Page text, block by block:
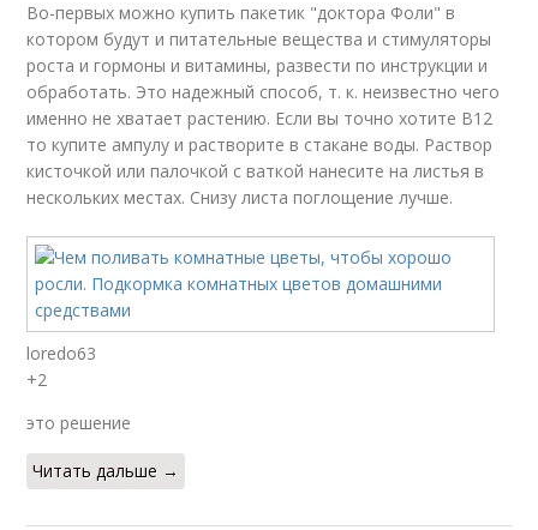
Во-первых можно купить пакетик "доктора Фоли" в
котором будут и питательные вещества и стимуляторы
роста и гормоны и витамины, развести по инструкции и
обработать. Это надежный способ, т. к. неизвестно чего
именно не хватает растению. Если вы точно хотите В12
то купите ампулу и растворите в стакане воды. Раствор
кисточкой или палочкой с ваткой нанесите на листья в
нескольких местах. Снизу листа поглощение лучше.
loredo63
+2
это решение
Читать дальше →